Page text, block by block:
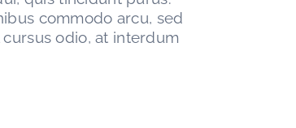
commodo arcu, sed
odio, at interdum